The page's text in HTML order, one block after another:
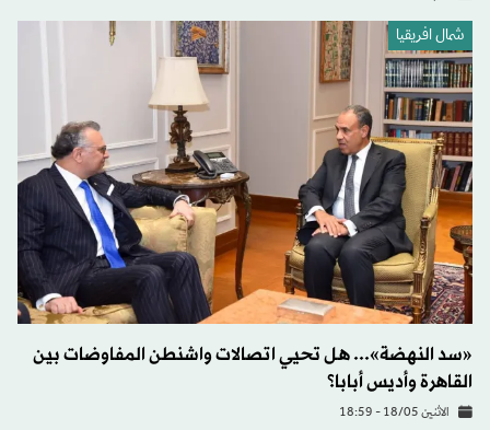
شمال افريقيا
«سد النهضة»... هل تحيي اتصالات واشنطن المفاوضات بين
القاهرة وأديس أبابا؟
الاثنين 18/05 - 18:59